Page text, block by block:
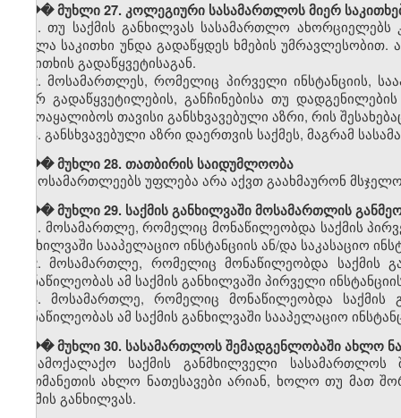
��� მუხლი 27. კოლეგიური სასამართლოს მიერ
1. თუ საქმის განხილვას სასამართლო
ყველა საკითხი უნდა გადაწყდეს ხმების
საკითხის გადაწყვეტისაგან.
2. მოსამართლეს, რომელიც პირველი ინსტანციის,
მიერ გადაწყვეტილების, განჩინებისა თუ
ჩამოაყალიბოს თავისი განსხვავებული აზრი, რის
3. განსხვავებული აზრი დაერთვის საქმეს, მაგრამ
��� მუხლი 28. თათბირის საიდუმლოობა
მოსამართლეებს უფლება არა აქვთ გაახმაურონ
��� მუხლი 29. საქმის განხილვაში მოსამართლის
1. მოსამართლე, რომელიც მონაწილეობდა საქმის
განხილვაში სააპელაციო ინსტანციის ან/და საკასაციო
2. მოსამართლე, რომელიც მონაწილეობდა საქმის
მონაწილეობას ამ საქმის განხილვაში პირველი
3. მოსამართლე, რომელიც მონაწილეობდა საქმის
მონაწილეობას ამ საქმის განხილვაში სააპელაციო
��� მუხლი 30. სასამართლოს შემადგენლობაში ახლო
სამოქალაქო საქმის განმხილველი
ერთმანეთის ახლო ნათესავები არიან, ხოლო თუ მათ
საქმის განხილვას.